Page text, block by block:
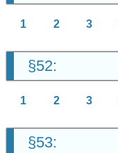
1 2 3
§52:
1 2 3
§53: